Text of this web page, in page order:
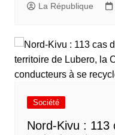
La République
Société
Nord-Kivu : 113